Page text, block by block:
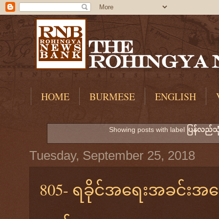
HOME BURMESE ENGLISH
Showing posts with label ပြန်လည်
Tuesday, September 25, 2018
805- ရခိုင်အရေးအခင်း